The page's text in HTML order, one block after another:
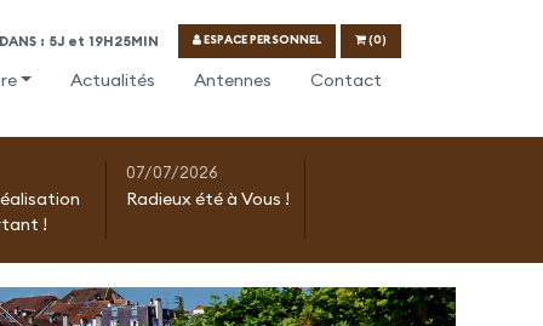
: 5J et 19H25MIN ESPACE PERSONNEL (0)
Actualités Antennes Contact
!
07/07/2026
Radieux été à Vous !